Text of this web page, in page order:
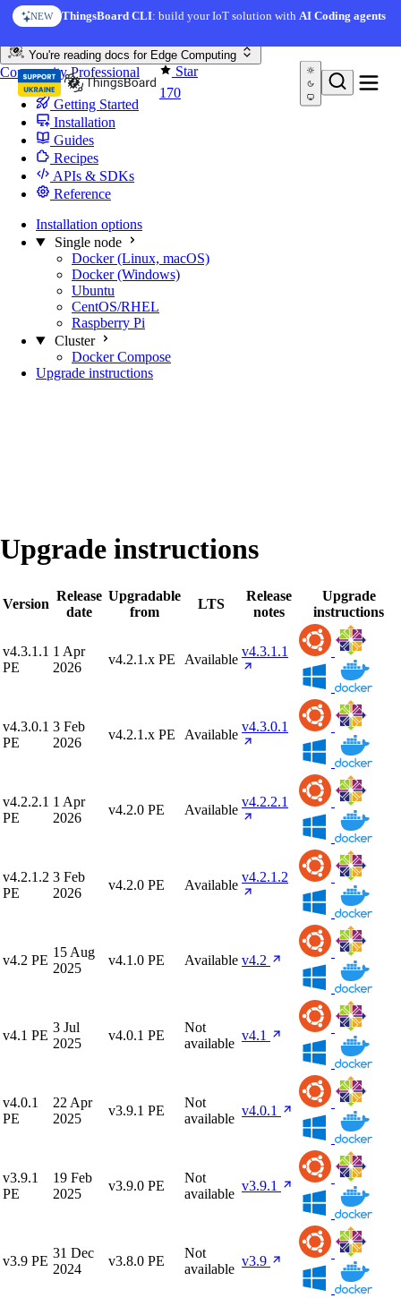
Skip to content
NEW ThingsBoard CLI: build your IoT solution withAI Coding agents
Star
170
You're reading docs for Edge Computing
CommunityProfessional
Getting Started
Installation
Guides
Recipes
APIs & SDKs
Reference
Installation options
Single node
Docker (Linux, macOS)
Docker (Windows)
Ubuntu
CentOS/RHEL
Raspberry Pi
Cluster
Docker Compose
Upgrade instructions
Upgrade instructions
Version
Release
date
Upgradable
from
LTS
Release
notes
Upgrade
instructions
v4.3.1.1
PE
1 Apr
2026
v4.2.1.x PE Available
v4.3.1.1
v4.3.0.1
PE
3 Feb
2026
v4.2.1.x PE Available
v4.3.0.1
v4.2.2.1
PE
1 Apr
2026
v4.2.0 PE Available
v4.2.2.1
v4.2.1.2
PE
3 Feb
2026
v4.2.0 PE Available
v4.2.1.2
v4.2 PE
15 Aug
2025
v4.1.0 PE Available v4.2
v4.1 PE
3 Jul
2025
v4.0.1 PE
Not
available
v4.1
v4.0.1
PE
22 Apr
2025
v3.9.1 PE
Not
available
v4.0.1
v3.9.1
PE
19 Feb
2025
v3.9.0 PE
Not
available
v3.9.1
v3.9 PE
31 Dec
2024
v3.8.0 PE
Not
available
v3.9